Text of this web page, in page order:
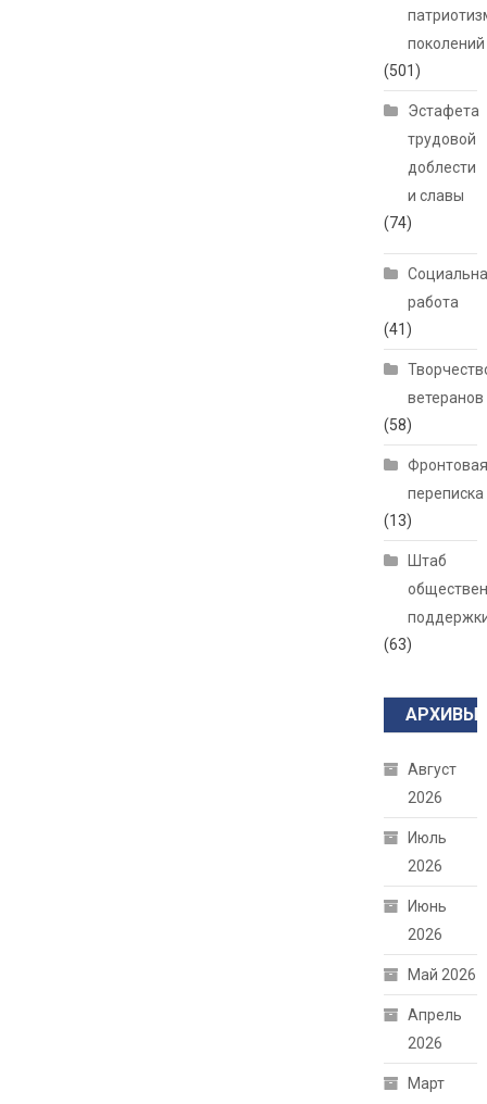
поколений
(501)
Эстафета
трудовой
доблести
и славы
(74)
работа
(41)
ветеранов
(58)
переписка
(13)
Штаб
(63)
АРХИВЫ
Август
2026
Июль
2026
Июнь
2026
Май 2026
Апрель
2026
Март